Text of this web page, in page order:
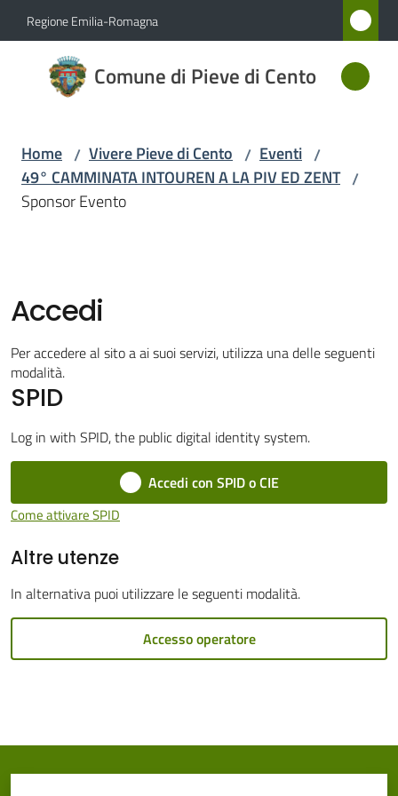
Vai al contenuto
Vai alla navigazione
Vai al footer
Regione Emilia-Romagna
Comune di Pieve di Cento
Comune
di Pieve
Amministrazione
Vivere
Pieve
di
Menu selezionato
Trasparente
Tutti
argomenti...
Home / Vivere Pieve di Cento / Eventi /
49° CAMMINATA INTOUREN A LA PIV ED ZENT /
Sponsor Evento
Accedi
Per accedere al sito a ai suoi servizi, utilizza una delle seguenti
modalità.
SPID
Log in with SPID, the public digital identity system.
Accedi con SPID o CIE
Come attivare SPID
Altre utenze
In alternativa puoi utilizzare le seguenti modalità.
Accesso operatore